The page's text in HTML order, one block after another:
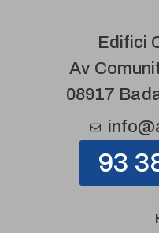
Edifici
Av
08917
93